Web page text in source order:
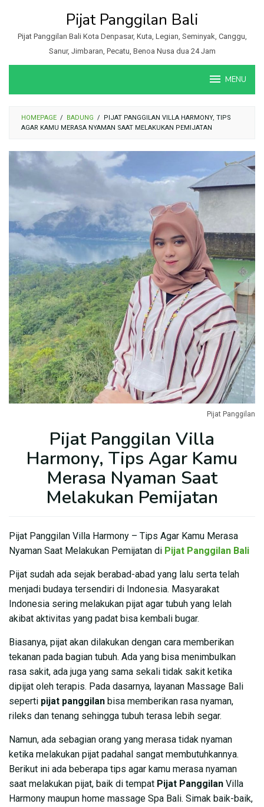
konten
Pijat Panggilan Bali
Pijat Panggilan Bali Kota Denpasar, Kuta, Legian, Seminyak, Canggu,
Sanur, Jimbaran, Pecatu, Benoa Nusa dua 24 Jam
MENU
HOMEPAGE / BADUNG /
PIJAT PANGGILAN VILLA HARMONY, TIPS
AGAR KAMU MERASA NYAMAN SAAT MELAKUKAN PEMIJATAN
Pijat Panggilan
Pijat Panggilan Villa
Harmony, Tips Agar Kamu
Merasa Nyaman Saat
Melakukan Pemijatan
Pijat Panggilan Villa Harmony – Tips Agar Kamu Merasa
Nyaman Saat Melakukan Pemijatan di Pijat Panggilan Bali
Pijat sudah ada sejak berabad-abad yang lalu serta telah
menjadi budaya tersendiri di Indonesia. Masyarakat
Indonesia sering melakukan pijat agar tubuh yang lelah
akibat aktivitas yang padat bisa kembali bugar.
Biasanya, pijat akan dilakukan dengan cara memberikan
tekanan pada bagian tubuh. Ada yang bisa menimbulkan
rasa sakit, ada juga yang sama sekali tidak sakit ketika
dipijat oleh terapis. Pada dasarnya, layanan Massage Bali
seperti pijat panggilan bisa memberikan rasa nyaman,
rileks dan tenang sehingga tubuh terasa lebih segar.
Namun, ada sebagian orang yang merasa tidak nyaman
ketika melakukan pijat padahal sangat membutuhkannya.
Berikut ini ada beberapa tips agar kamu merasa nyaman
saat melakukan pijat, baik di tempat Pijat Panggilan Villa
Harmony maupun home massage Spa Bali. Simak baik-baik,